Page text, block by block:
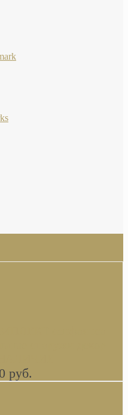
санфаянса
НАЛИЧИИ
руб.